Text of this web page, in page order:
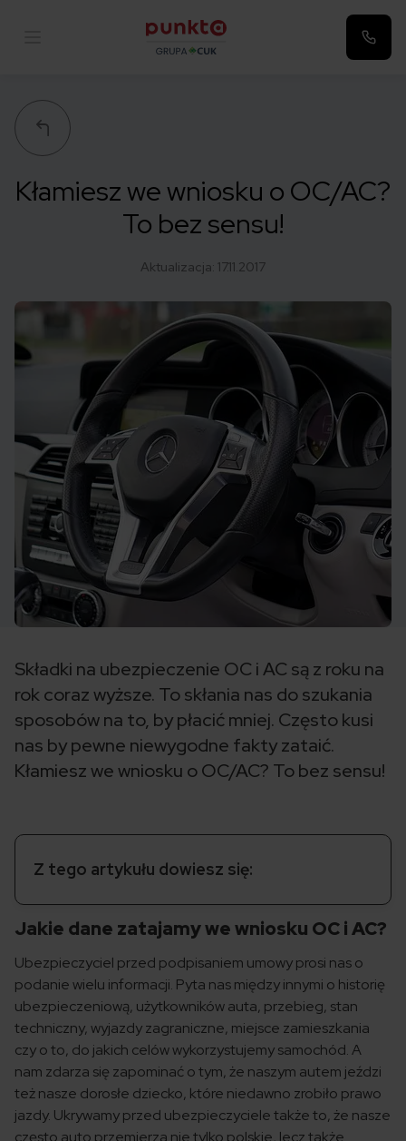
Kłamiesz we wniosku o OC/AC?
To bez sensu!
Aktualizacja: 17.11.2017
Składki na ubezpieczenie OC i AC są z roku na
rok coraz wyższe. To skłania nas do szukania
sposobów na to, by płacić mniej. Często kusi
nas by pewne niewygodne fakty zataić.
Kłamiesz we wniosku o OC/AC? To bez sensu!
Z tego artykułu dowiesz się:
Jakie dane zatajamy we wniosku OC i AC?
Ubezpieczyciel przed podpisaniem umowy prosi nas o
podanie wielu informacji. Pyta nas między innymi o historię
ubezpieczeniową, użytkowników auta, przebieg, stan
techniczny, wyjazdy zagraniczne, miejsce zamieszkania
czy o to, do jakich celów wykorzystujemy samochód. A
nam zdarza się zapominać o tym, że naszym autem jeździ
też nasze dorosłe dziecko, które niedawno zrobiło prawo
jazdy. Ukrywamy przed ubezpieczyciele także to, że nasze
często auto przemierza nie tylko polskie, lecz także